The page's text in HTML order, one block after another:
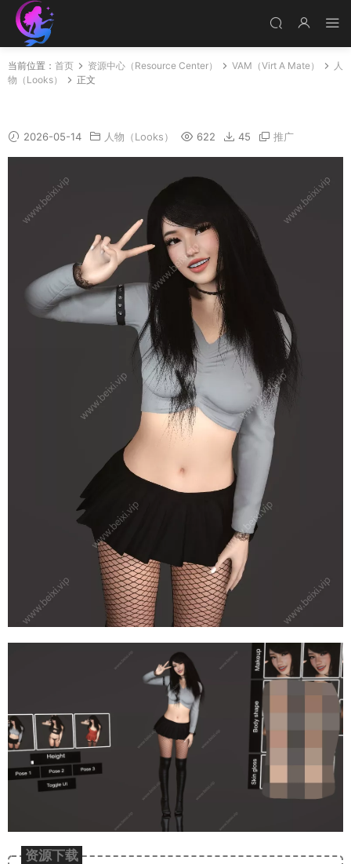
当前位置： 首页 资源中心（Resource Center） VAM（Virt A Mate）
人
物（Looks）
正文
2026-05-14 人物（Looks） 622 45 推广
资源下载